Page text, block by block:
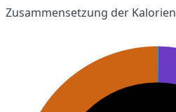
Zusammensetzung der Kalorien